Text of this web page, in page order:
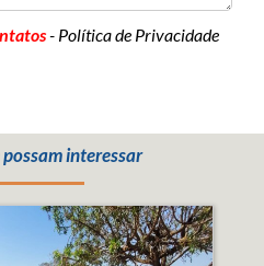
- Política de Privacidade
interessar